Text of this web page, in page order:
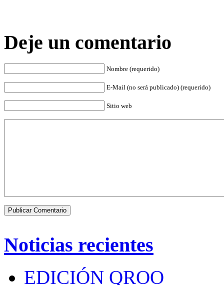
Deje un comentario
Nombre (requerido)
E-Mail (no será publicado) (requerido)
Sitio web
Noticias recientes
EDICIÓN QROO